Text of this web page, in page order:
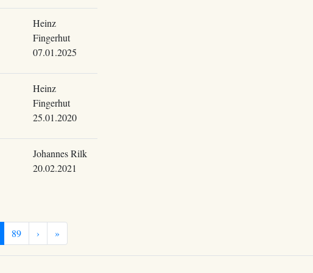
Heinz
Fingerhut
07.01.2025
Heinz
Fingerhut
25.01.2020
Johannes Rilk
20.02.2021
89 › »